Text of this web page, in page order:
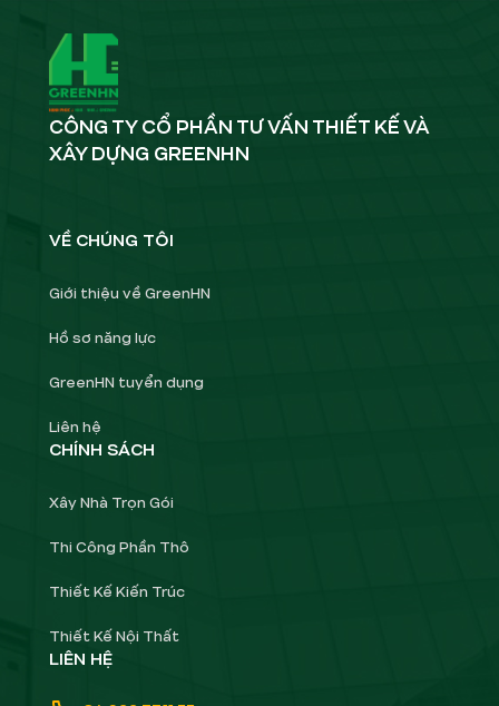
CÔNG TY CỔ PHẦN TƯ VẤN THIẾT KẾ VÀ
XÂY DỰNG GREENHN
VỀ CHÚNG TÔI
Giới thiệu về GreenHN
Hồ sơ năng lực
GreenHN tuyển dụng
Liên hệ
CHÍNH SÁCH
Xây Nhà Trọn Gói
Thi Công Phần Thô
Thiết Kế Kiến Trúc
Thiết Kế Nội Thất
LIÊN HỆ